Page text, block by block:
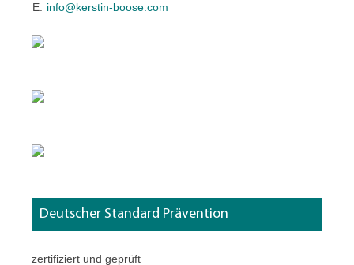
E: info@kerstin-boose.com
Deutscher Standard Prävention
zertifiziert und geprüft